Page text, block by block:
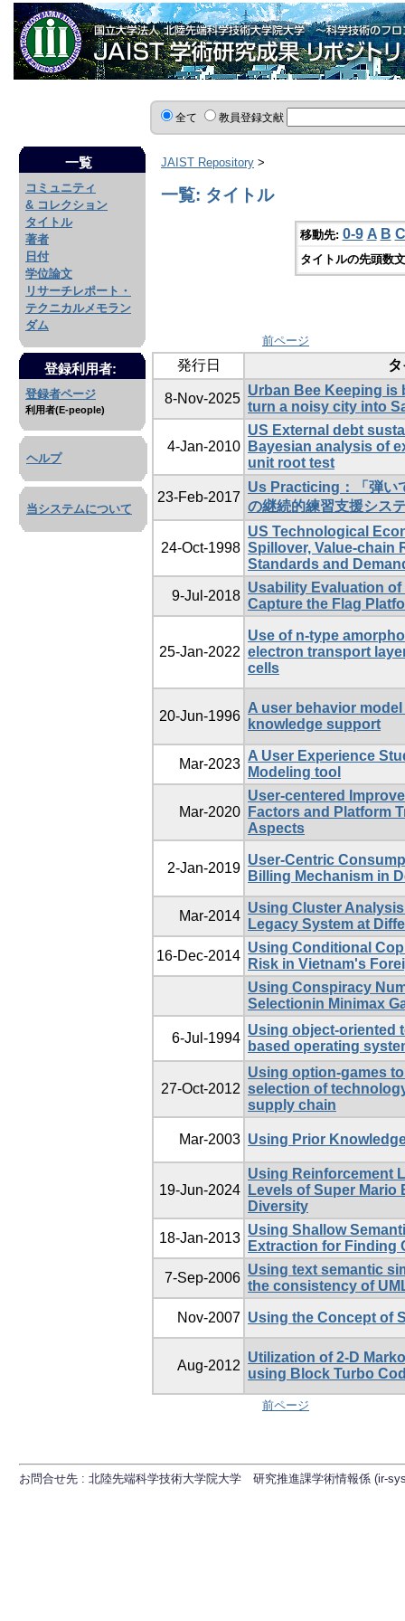
全て 教員登録文献
一覧
コミュニティ
& コレクション
タイトル
著者
日付
学位論文
リサーチレポート・
テクニカルメモラン
ダム
登録利用者:
登録者ページ
利用者(E-people)
ヘルプ
当システムについて
JAIST Repository >
一覧: タイトル
移動先: 0-9 A B C
タイトルの先頭数
前ページ
発行日
8-Nov-2025
Urban Bee Keeping is
turn a noisy city into
4-Jan-2010
US External debt
Bayesian analysis of
unit root test
23-Feb-2017
Us Practicing：「弾い
の継続的練習支援シス
24-Oct-1998
US Technological
Spillover, Value-chain
Standards and
9-Jul-2018
Usability Evaluation
Capture the Flag
25-Jan-2022
Use of n-type
electron transport
cells
20-Jun-1996
A user behavior
knowledge support
Mar-2023
A User Experience
Modeling tool
Mar-2020
User-centered
Factors and Platform
Aspects
2-Jan-2019
User-Centric
Billing Mechanism in
Mar-2014
Using Cluster
Legacy System at
16-Dec-2014
Using Conditional
Risk in Vietnam's
Using Conspiracy
Selectionin Minimax
6-Jul-1994
Using object-oriented
based operating
27-Oct-2012
Using option-games
selection of
supply chain
Mar-2003 Using Prior
19-Jun-2024
Using Reinforcement
Levels of Super Mario
Diversity
18-Jan-2013
Using Shallow
Extraction for Finding
7-Sep-2006
Using text semantic
the consistency of
Nov-2007 Using the Concept of
Aug-2012
Utilization of 2-D
using Block Turbo
前ページ
お問合せ先 : 北陸先端科学技術大学院大学 研究推進課学術情報係 (ir-